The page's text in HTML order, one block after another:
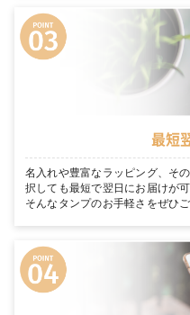
最短
名入れや豊富なラッピング、そ
択しても最短で翌日にお届けが
そんなタンプのお手軽さをぜひ